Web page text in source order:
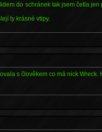
do schránek tak jsem četla jen
ty krásné vtipy.
s člověkem co má nick Wreck.